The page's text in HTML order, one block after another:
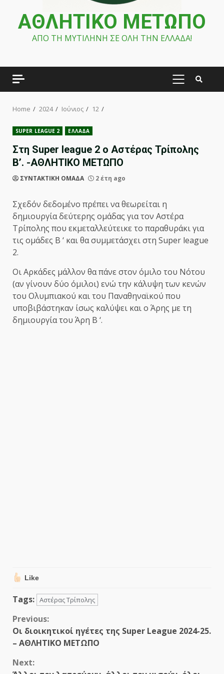
ΑΘΛΗΤΙΚΟ ΜΕΤΩΠΟ
ΑΠΟ ΤΗ ΜΥΤΙΛΗΝΗ ΣΕ ΟΛΗ ΤΗΝ ΕΛΛΑΔΑ!
PRIMARY
Home 2024 Ιούνιος 12
SUPER LEAGUE 2 ΕΛΛΑΔΑ
Στη Super league 2 ο Αστέρας Τρίπολης
Β’. -ΑΘΛΗΤΙΚΟ ΜΕΤΩΠΟ
ΣΥΝΤΑΚΤΙΚΗ ΟΜΑΔΑ 2 έτη ago
Σχεδόν δεδομένο πρέπει να θεωρείται η
δημιουργία δεύτερης ομάδας για τον Αστέρα
Τρίπολης που εκμεταλλεύτεικε το παραθυράκι για
τις ομάδες Β ‘ και θα συμμετάσχει στη Super league
2.
Οι Αρκάδες μάλλον θα πάνε στον όμιλο του Νότου
(αν γίνουν δύο όμιλοι) ενώ την κάλυψη των κενών
του Ολυμπιακού και του Παναθηναϊκού που
υποβιβάστηκαν ίσως καλύψει και ο Άρης με τη
δημιουργία του Άρη Β ‘.
Like
Tags: Αστέρας Τρίπολης
Continue
Reading
Previous:
Οι διοικητικοί ηγέτες της Super League 2024-25.
– ΑΘΛΗΤΙΚΟ ΜΕΤΩΠΟ
Next: